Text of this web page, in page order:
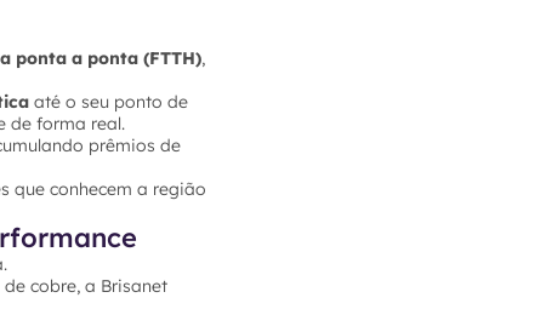
ponta a ponta (FTTH),
até o seu ponto de
de forma real.
prêmios de
que conhecem a região
cobre, a Brisanet